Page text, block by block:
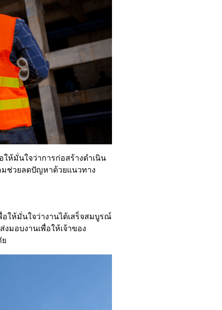
ให้มั่นใจว่าการก่อสร้างดำเนิน
ช่วยลดปัญหาด้วยแนวทาง
ให้มั่นใจว่างานได้เสร็จสมบูรณ์
มอบงานเพื่อให้เจ้าของ